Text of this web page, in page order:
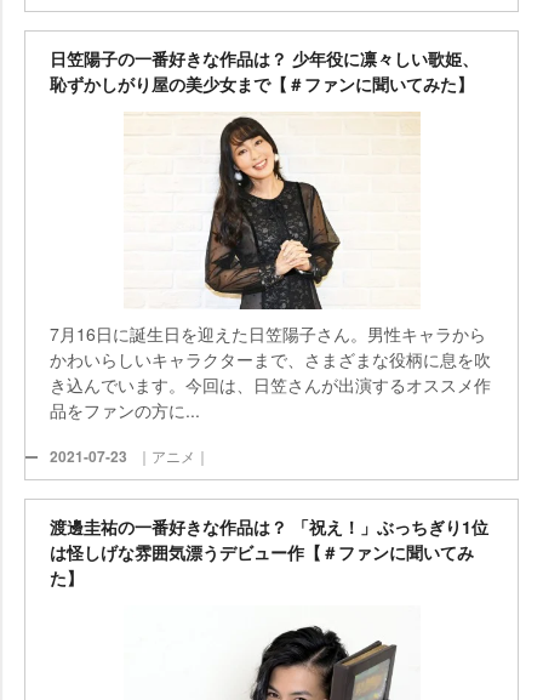
日笠陽子の一番好きな作品は？ 少年役に凛々しい歌姫、
恥ずかしがり屋の美少女まで【＃ファンに聞いてみた】
7月16日に誕生日を迎えた日笠陽子さん。男性キャラから
かわいらしいキャラクターまで、さまざまな役柄に息を吹
き込んでいます。今回は、日笠さんが出演するオススメ作
品をファンの方に...
2021-07-23 ｜アニメ｜
渡邊圭祐の一番好きな作品は？ 「祝え！」ぶっちぎり1位
は怪しげな雰囲気漂うデビュー作【＃ファンに聞いてみ
た】